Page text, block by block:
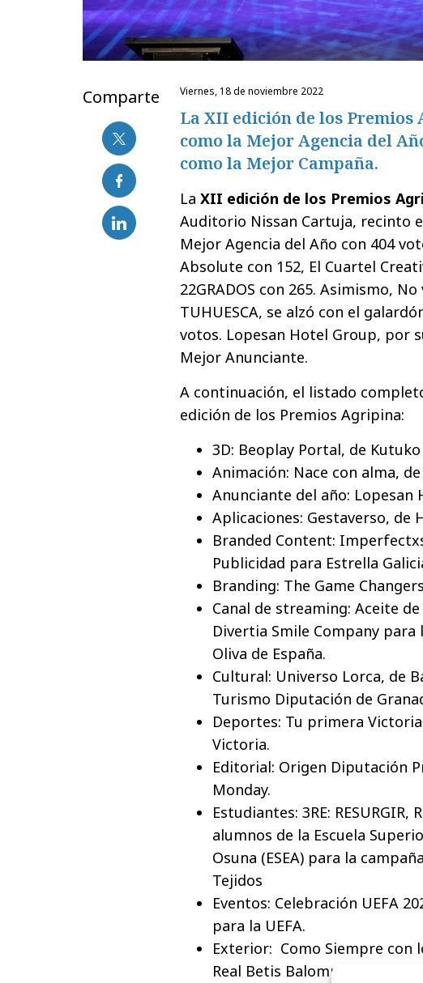
Comparte viernes, 18 de noviembre 2022
La XII edición de los
como la Mejor Agencia del
como la Mejor Campaña.
La XII edición de los Premios
Auditorio Nissan Cartuja, recinto
Mejor Agencia del Año con 404
Absolute con 152, El Cuartel
22GRADOS con 265. Asimismo,
TUHUESCA, se alzó con el
votos. Lopesan Hotel Group, por
Mejor Anunciante.
A continuación, el listado
edición de los Premios Agripina:
3D: Beoplay Portal, de
Animación: Nace con alma,
Anunciante del año: Lopesan
Aplicaciones: Gestaverso, de
Branded Content:
Publicidad para Estrella
Branding: The Game
Canal de streaming: Aceite
Divertia Smile Company
Oliva de España.
Cultural: Universo Lorca, de
Turismo Diputación de
Deportes: Tu primera
Victoria.
Editorial: Origen Diputación
Monday.
Estudiantes: 3RE: RESURGIR,
alumnos de la Escuela
Osuna (ESEA) para la
Tejidos
Eventos: Celebración UEFA
para la UEFA.
Exterior: Como Siempre con
Real Betis Balompié.